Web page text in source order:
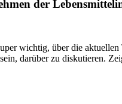
der
wichtig, über die
darüber zu diskutieren.